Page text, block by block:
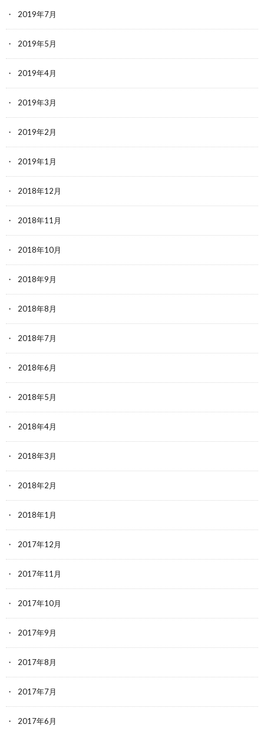
2019年7月
2019年5月
2019年4月
2019年3月
2019年2月
2019年1月
2018年12月
2018年11月
2018年10月
2018年9月
2018年8月
2018年7月
2018年6月
2018年5月
2018年4月
2018年3月
2018年2月
2018年1月
2017年12月
2017年11月
2017年10月
2017年9月
2017年8月
2017年7月
2017年6月